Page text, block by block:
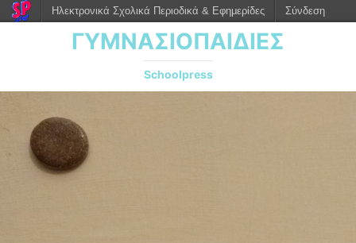
ΓΥΜΝΑΣΙΟΠΑΙΔΙΕΣ
Schoolpress
Ηλεκτρονικά Σχολικά Περιοδικά & Εφημερίδες Σύνδεση